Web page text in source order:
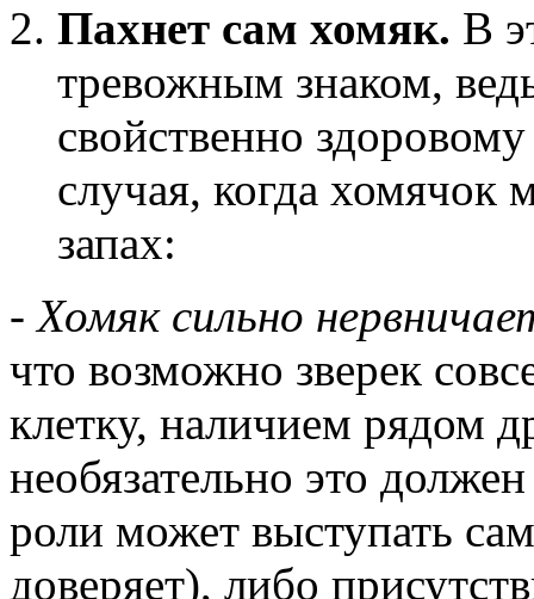
Пахнет сам хомяк. В
тревожным знаком,
свойственно
случая, когда хомячок
запах:
-Хомяк сильно
что возможно зверек
клетку, наличием рядом
необязательно это
роли может выступать
доверяет), либо